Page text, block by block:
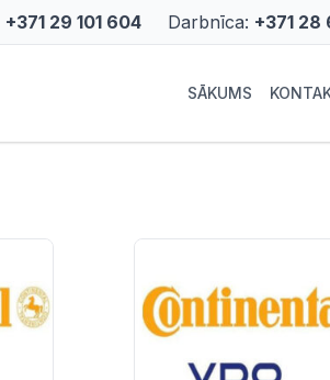
+371 29 101 604 Darbnīca: +371 28
SĀKUMS